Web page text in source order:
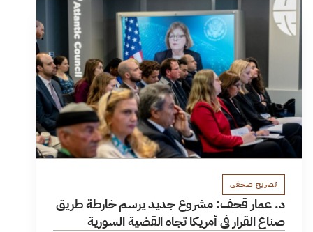
تصريح صحفي
د. عمار قحف: مشروع جديد يرسم خارطة طريق
صناع القرار في أمريكا تجاه القضية السورية